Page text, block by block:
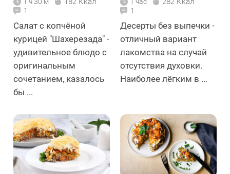
1
Салат с копчёной
курицей "Шахерезада" -
удивительное блюдо с
оригинальным
сочетанием, казалось
бы ...
1
Десерты без выпечки -
отличный вариант
лакомства на случай
отсутствия духовки.
Наиболее лёгким в ...